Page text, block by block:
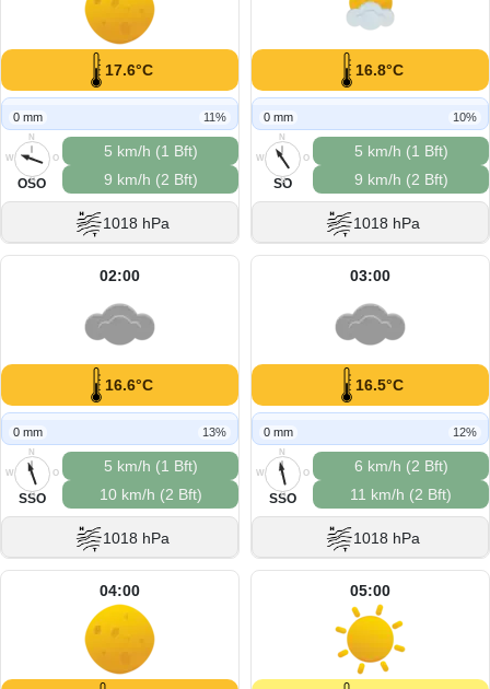
17.6°C
0 mm 11%
N
O
S
W
OSO
5 km/h (1 Bft)
9 km/h (2 Bft)
1018 hPa
16.8°C
0 mm 10%
N
O
S
W
SO
5 km/h (1 Bft)
9 km/h (2 Bft)
1018 hPa
02:00
16.6°C
0 mm 13%
N
O
S
W
SSO
5 km/h (1 Bft)
10 km/h (2 Bft)
1018 hPa
03:00
16.5°C
0 mm 12%
N
O
S
W
SSO
6 km/h (2 Bft)
11 km/h (2 Bft)
1018 hPa
04:00 05:00